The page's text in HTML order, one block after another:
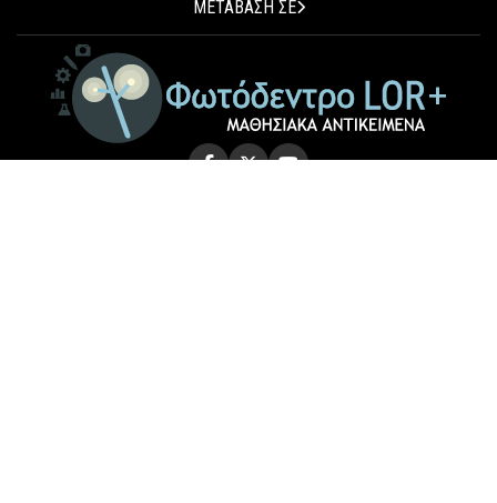
ΜΕΤΑΒΑΣΗ ΣΕ